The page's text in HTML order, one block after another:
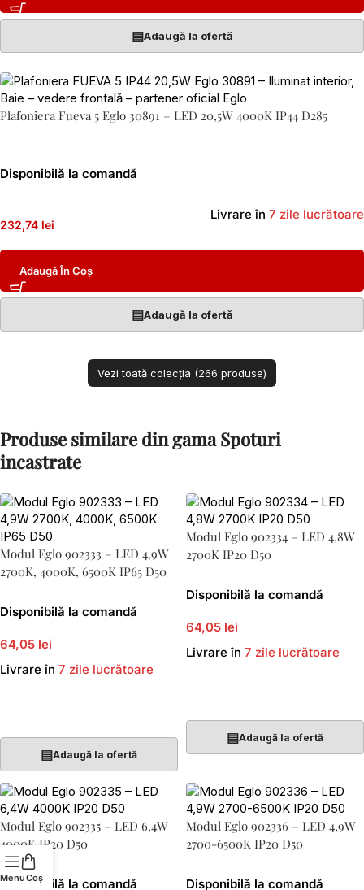
▤Adaugă la ofertă
Plafoniera Fueva 5 Eglo 30891 – LED 20,5W 4000K IP44 D285
Disponibilă la comandă
232,74 lei
Livrare în 7 zile lucrătoare
Adaugă În Coș
▤Adaugă la ofertă
Vezi toată colecția (266 produse)
Produse similare din gama Spoturi
incastrate
Modul Eglo 902333 – LED 4,9W
2700K, 4000K, 6500K IP65 D50
Disponibilă la comandă
64,05 lei
Livrare în 7 zile lucrătoare
▤Adaugă la ofertă
Modul Eglo 902334 – LED 4,8W
2700K IP20 D50
Disponibilă la comandă
64,05 lei
Livrare în 7 zile lucrătoare
▤Adaugă la ofertă
Modul Eglo 902335 – LED 6,4W
4000K IP20 D50
Disponibilă la comandă
Modul Eglo 902336 – LED 4,9W
2700-6500K IP20 D50
Disponibilă la comandă
MenuCoș